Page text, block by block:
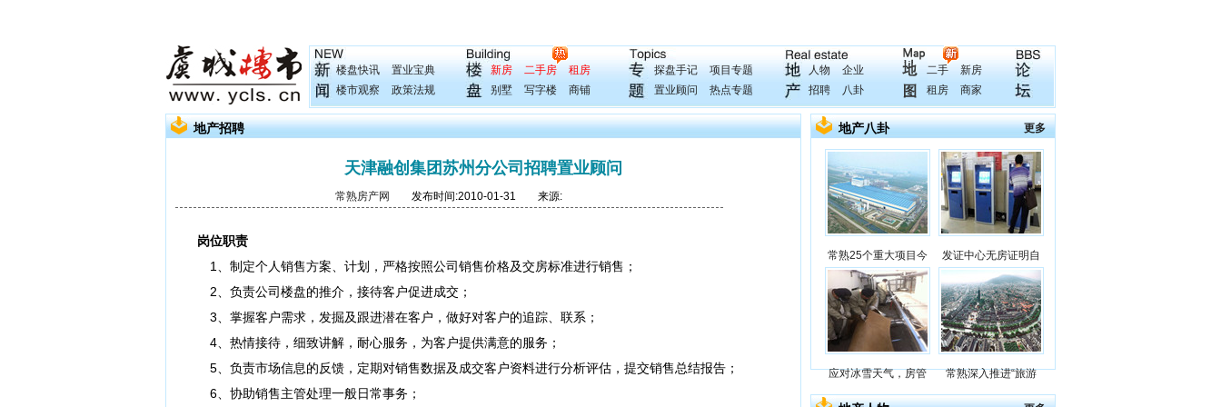
楼盘快讯
置业宝典
楼市观察
政策法规
新房 二手房
租房
别墅
写字楼 商铺
探盘手记
项目专题
置业顾问
热点专题
人物
企业
招聘
八卦
二手
新房
租房
商家
地产招聘
天津融创集团苏州分公司招聘置业顾问
常熟房产网 发布时间:2010-01-31 来源:
岗位职责
1、制定个人销售方案、计划，严格按照公司销售价格及交房标准进行销售；
2、负责公司楼盘的推介，接待客户促进成交；
3、掌握客户需求，发掘及跟进潜在客户，做好对客户的追踪、联系；
4、热情接待，细致讲解，耐心服务，为客户提供满意的服务；
5、负责市场信息的反馈，定期对销售数据及成交客户资料进行分析评估，提交销售总结报告；
6、协助销售主管处理一般日常事务；
地产八卦 更多
常熟25个重大项目今 发证中心无房证明自
应对冰雪天气，房管 常熟深入推进“旅游